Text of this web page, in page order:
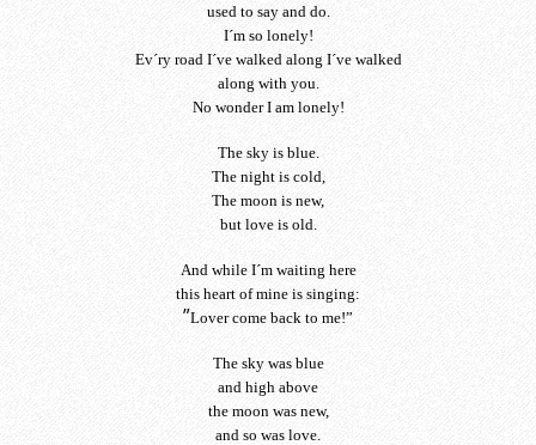
used to say and do.
I´m so lonely!
Ev´ry road I´ve walked along I´ve walked
along with you.
No wonder I am lonely!
The sky is blue.
The night is cold,
The moon is new,
but love is old.
And while I´m waiting here
this heart of mine is singing:
”Lover come back to me!”
The sky was blue
and high above
the moon was new,
and so was love.